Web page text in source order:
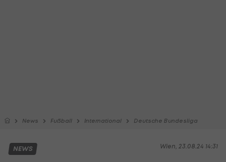
News Fußball International Deutsche Bundesliga
Wien, 23.08.24 14:31
NEWS